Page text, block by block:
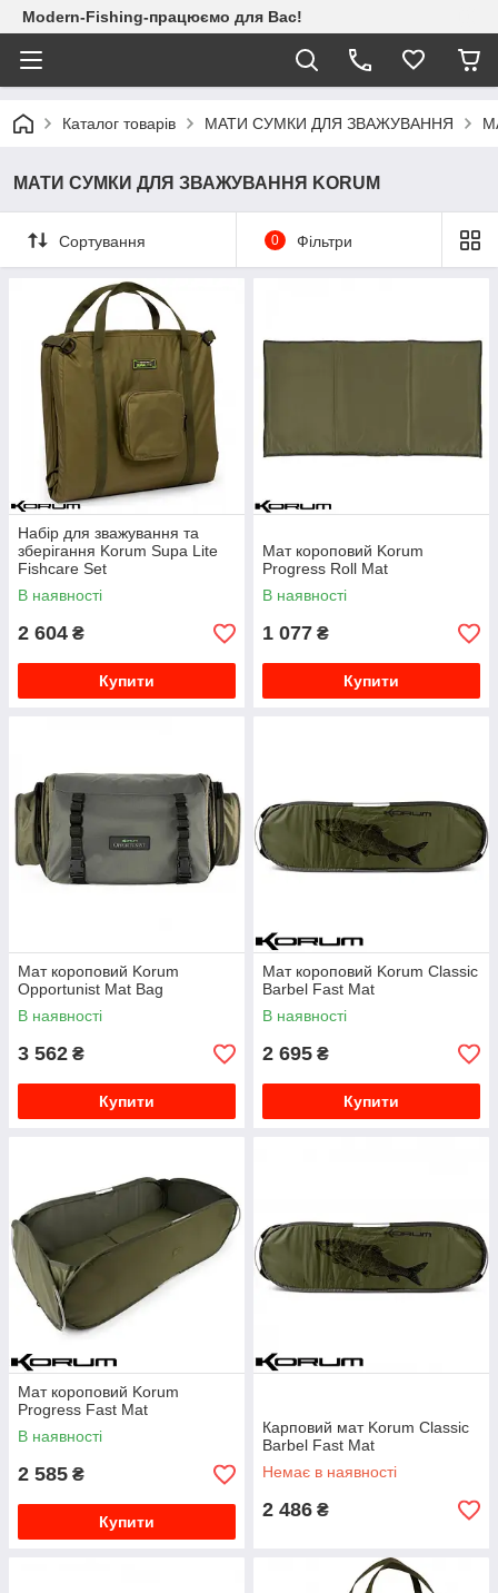
Modern-Fishing-працюємо для Вас!
Каталог товарів МАТИ СУМКИ ДЛЯ ЗВАЖУВАННЯ
МАТИ СУМКИ ДЛЯ ЗВАЖУВАННЯ KORUM
Сортування 0 Фільтри
Набір для зважування та
зберігання Korum Supa Lite
Fishcare Set
В наявності
2 604 ₴
Купити
Мат короповий Korum
Progress Roll Mat
В наявності
1 077 ₴
Купити
Мат короповий Korum
Opportunist Mat Bag
В наявності
3 562 ₴
Купити
Мат короповий Korum Classic
Barbel Fast Mat
В наявності
2 695 ₴
Купити
Мат короповий Korum
Progress Fast Mat
В наявності
2 585 ₴
Купити
Карповий мат Korum Classic
Barbel Fast Mat
Немає в наявності
2 486 ₴